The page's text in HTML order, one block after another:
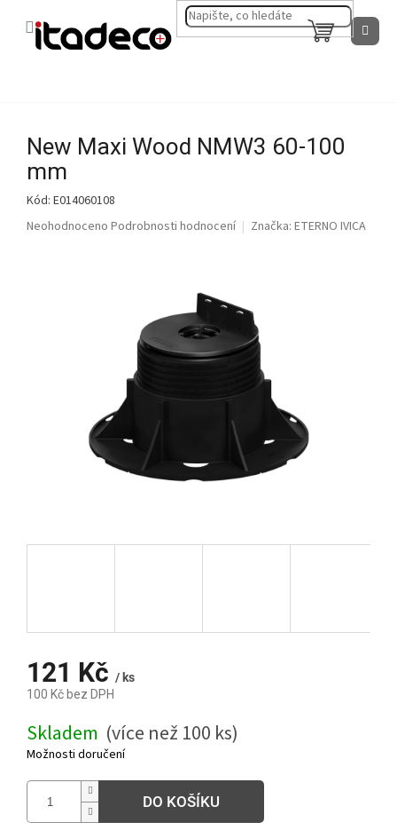
NÁKUPNÍ
KOŠÍK
New Maxi Wood NMW3 60-100
mm
Kód: E014060108
Průměrné
Neohodnoceno Podrobnosti hodnocení Značka: ETERNO IVICA
121 Kč / ks
100 Kč bez DPH
cena:
Skladem (více než 100 ks)
Možnosti doručení
DO KOŠÍKU